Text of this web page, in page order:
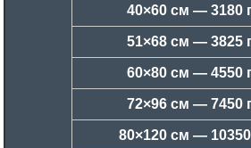
40×60 см — 3180
51×68 см — 3825
60×80 см — 4550
72×96 см — 7450
80×120 см —